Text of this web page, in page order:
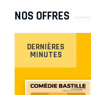
NOS OFFRES
DERNIÈRES
MINUTES